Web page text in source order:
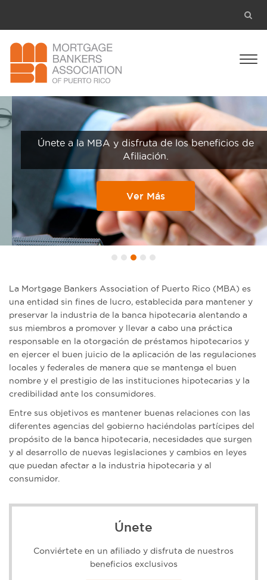
Únete a la MBA y disfruta de los beneficios de
Afiliación.
Ver Más
La Mortgage Bankers Association of Puerto Rico (MBA) es
una entidad sin fines de lucro, establecida para mantener y
preservar la industria de la banca hipotecaria alentando a
sus miembros a promover y llevar a cabo una práctica
responsable en la otorgación de préstamos hipotecarios y
en ejercer el buen juicio de la aplicación de las regulaciones
locales y federales de manera que se mantenga el buen
nombre y el prestigio de las instituciones hipotecarias y la
credibilidad ante los consumidores.
Entre sus objetivos es mantener buenas relaciones con las
diferentes agencias del gobierno haciéndolas partícipes del
propósito de la banca hipotecaria, necesidades que surgen
y al desarrollo de nuevas legislaciones y cambios en leyes
que puedan afectar a la industria hipotecaria y al
consumidor.
Únete
Conviértete en un afiliado y disfruta de nuestros
beneficios exclusivos